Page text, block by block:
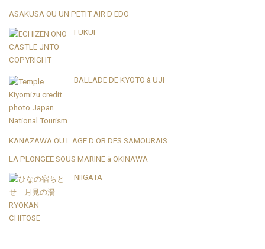
ASAKUSA OU UN PETIT AIR D EDO
FUKUI
BALLADE DE KYOTO à UJI
KANAZAWA OU L AGE D OR DES SAMOURAIS
LA PLONGEE SOUS MARINE à OKINAWA
NIIGATA